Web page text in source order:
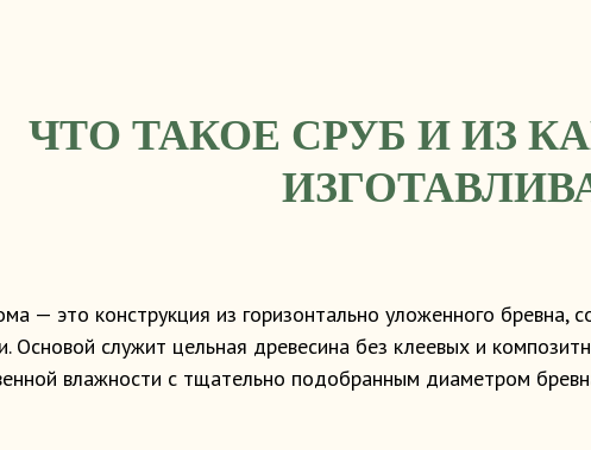
ЧТО ТАКОЕ СРУБ И ИЗ
— это конструкция из горизонтально уложенного бревна,
Основой служит цельная древесина без клеевых и
влажности с тщательно подобранным диаметром